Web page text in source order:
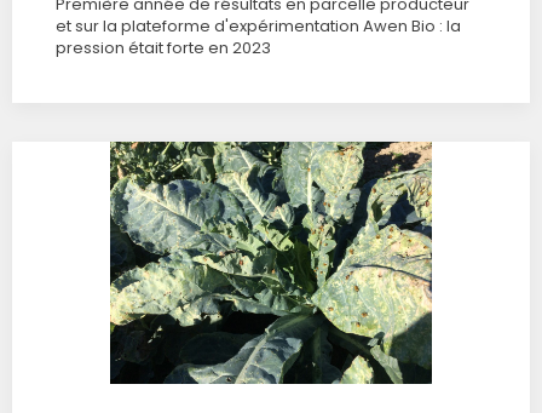
et sur la plateforme d'expérimentation Awen Bio : la
pression était forte en 2023